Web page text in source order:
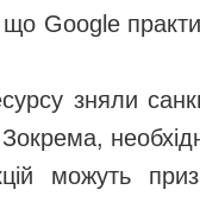
що Google
зняли
можуть